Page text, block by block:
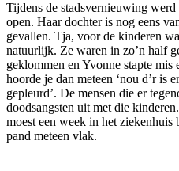
Tijdens de stadsvernieuwing
open. Haar dochter is nog eens
gevallen. Tja, voor de kinderen
natuurlijk. Ze waren in zo’n half
geklommen en Yvonne stapte
hoorde je dan meteen ‘nou d’r is
gepleurd’. De mensen die er
doodsangsten uit met die
moest een week in het
pand meteen vlak.